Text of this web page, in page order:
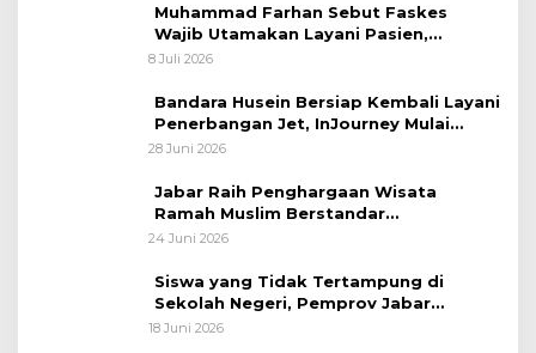
Muhammad Farhan Sebut Faskes
Wajib Utamakan Layani Pasien,
Penolakan akan Berujung Sanksi Tegas
8 Juli 2026
Bandara Husein Bersiap Kembali Layani
Penerbangan Jet, InJourney Mulai
Tahap Optimalisasi
28 Juni 2026
Jabar Raih Penghargaan Wisata
Ramah Muslim Berstandar
Internasional
24 Juni 2026
Siswa yang Tidak Tertampung di
Sekolah Negeri, Pemprov Jabar
Siapkan Bantuan Dana Pendidikan
18 Juni 2026